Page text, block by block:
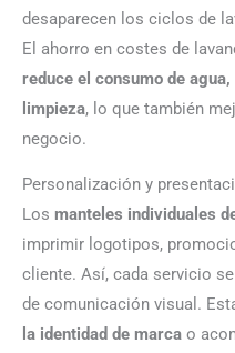
desaparecen los ciclos de
El ahorro en costes de
reduce el consumo de
limpieza, lo que también
negocio.
Personalización y
Los manteles individuales
imprimir logotipos,
cliente. Así, cada servicio
de comunicación visual.
la identidad de marca o